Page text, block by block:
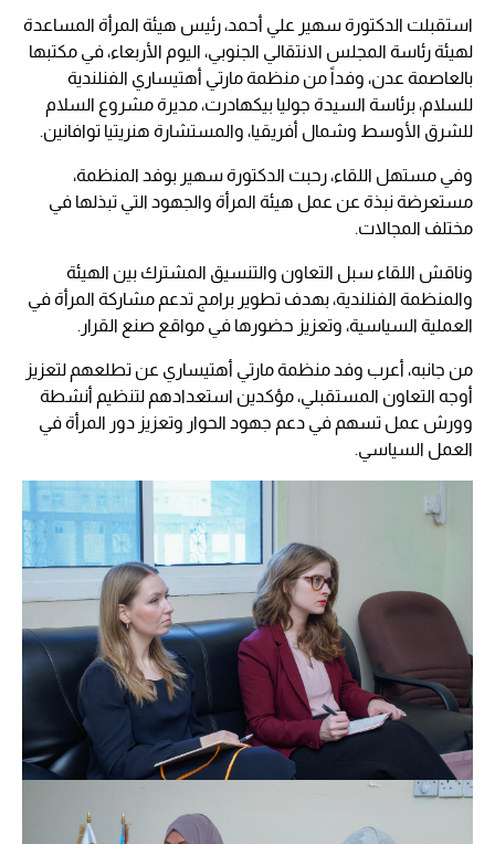
استقبلت الدكتورة سهير علي أحمد، رئيس هيئة المرأة المساعدة
لهيئة رئاسة المجلس الانتقالي الجنوبي، اليوم الأربعاء، في مكتبها
بالعاصمة عدن، وفداً من منظمة مارتي أهتيساري الفنلندية
للسلام، برئاسة السيدة جوليا بيكهادرت، مديرة مشروع السلام
للشرق الأوسط وشمال أفريقيا، والمستشارة هنريتيا توافانين.
وفي مستهل اللقاء، رحبت الدكتورة سهير بوفد المنظمة،
مستعرضة نبذة عن عمل هيئة المرأة والجهود التي تبذلها في
مختلف المجالات.
وناقش اللقاء سبل التعاون والتنسيق المشترك بين الهيئة
والمنظمة الفنلندية، بهدف تطوير برامج تدعم مشاركة المرأة في
العملية السياسية، وتعزيز حضورها في مواقع صنع القرار.
من جانبه، أعرب وفد منظمة مارتي أهتيساري عن تطلعهم لتعزيز
أوجه التعاون المستقبلي، مؤكدين استعدادهم لتنظيم أنشطة
وورش عمل تسهم في دعم جهود الحوار وتعزيز دور المرأة في
العمل السياسي.